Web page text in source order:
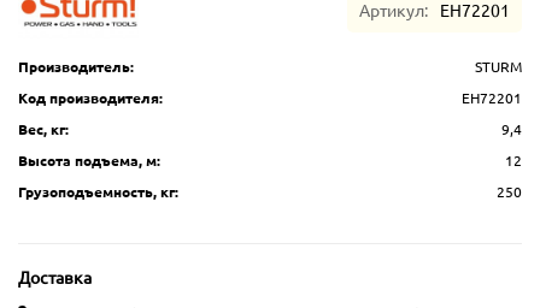
Артикул: EH72201
Производитель:
STURM
Код производителя:
EH72201
Вес, кг:
9,4
Высота подъема, м:
12
Грузоподъемность, кг:
250
Доставка